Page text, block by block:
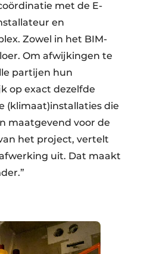
met de E-
en
Zowel in het BIM-
Om afwijkingen te
partijen hun
op exact dezelfde
(klimaat)installaties die
maatgevend voor de
het project, vertelt
uit. Dat maakt